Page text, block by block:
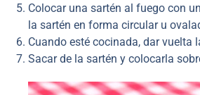
Colocar una sartén al fuego con
la sartén en forma circular u
Cuando esté cocinada, dar vuelta
Sacar de la sartén y colocarla